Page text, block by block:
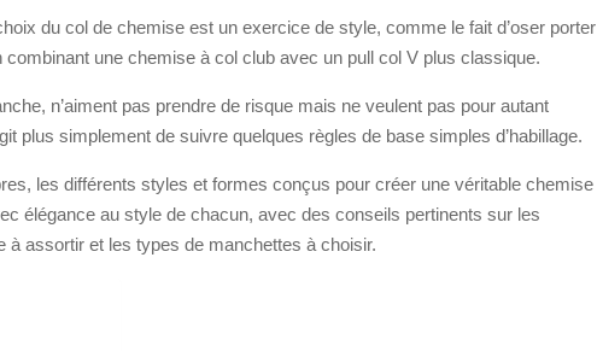
du col de chemise est un exercice de style, comme le fait d’oser porter
une chemise à col club avec un pull col V plus classique.
n’aiment pas prendre de risque mais ne veulent pas pour autant
plus simplement de suivre quelques règles de base simples d’habillage.
les différents styles et formes conçus pour créer une véritable chemise
élégance au style de chacun, avec des conseils pertinents sur les
assortir et les types de manchettes à choisir.